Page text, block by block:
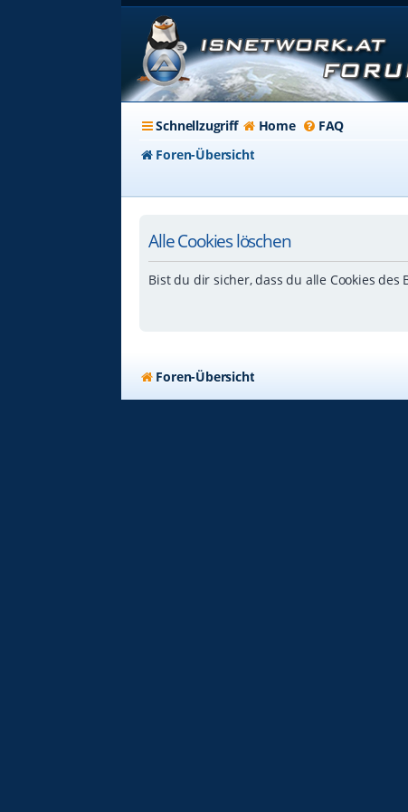
Schnellzugriff Home FAQ
Foren-Übersicht
Alle Cookies löschen
Bist du dir sicher, dass du alle Cookies des
Foren-Übersicht